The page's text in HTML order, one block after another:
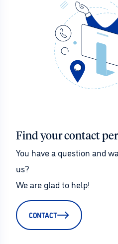
Find your contact
You have a question and
us?
We are glad to help!
CONTACT